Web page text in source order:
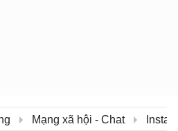
Mạng xã hội - Chat